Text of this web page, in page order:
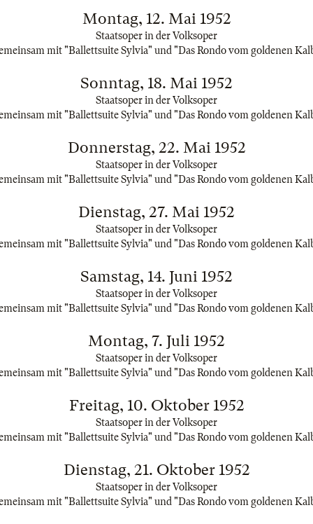
Montag, 12. Mai 1952
Staatsoper in der Volksoper
mit "Ballettsuite Sylvia" und "Das Rondo vom goldenen
Sonntag, 18. Mai 1952
Staatsoper in der Volksoper
mit "Ballettsuite Sylvia" und "Das Rondo vom goldenen
Donnerstag, 22. Mai 1952
Staatsoper in der Volksoper
mit "Ballettsuite Sylvia" und "Das Rondo vom goldenen
Dienstag, 27. Mai 1952
Staatsoper in der Volksoper
mit "Ballettsuite Sylvia" und "Das Rondo vom goldenen
Samstag, 14. Juni 1952
Staatsoper in der Volksoper
mit "Ballettsuite Sylvia" und "Das Rondo vom goldenen
Montag, 7. Juli 1952
Staatsoper in der Volksoper
mit "Ballettsuite Sylvia" und "Das Rondo vom goldenen
Freitag, 10. Oktober 1952
Staatsoper in der Volksoper
mit "Ballettsuite Sylvia" und "Das Rondo vom goldenen
Dienstag, 21. Oktober 1952
Staatsoper in der Volksoper
mit "Ballettsuite Sylvia" und "Das Rondo vom goldenen